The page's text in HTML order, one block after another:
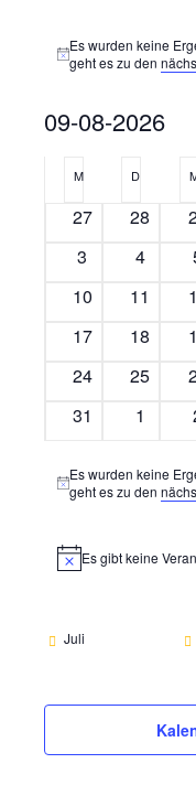
Hinweis
Es wurden keine
geht es zu den
09-08-2026
wählen.
Kalender
von
M
D
0
27
0
28
0
0
3
0
4
0
10
0
11
0
0
17
0
18
0
0
24
0
25
0
0
31
0
1
Hinweis
Es wurden keine
geht es zu den
HinweisEs gibt keine
Juli